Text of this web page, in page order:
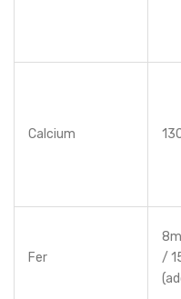
Calcium
Fer
/